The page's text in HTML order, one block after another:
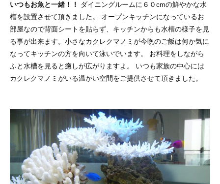
いつもお魚と一緒！！
ダイニングルームに６０cmの鮮やかな水
槽を設置させて頂きました。 オープンキッチンになっているお
部屋なので背面シートを貼らず、キッチンからも水槽の様子を見
る事が出来ます。小さなカクレクマノミが今晩のご飯は何か気に
なってキッチンの方を向いて泳いでいます。 お料理をしながら
ふと水槽を見ると癒しが広がりますよ。 いつも家族の中心には
カクレクマノミがいる温かい空間をご提供させて頂きました。